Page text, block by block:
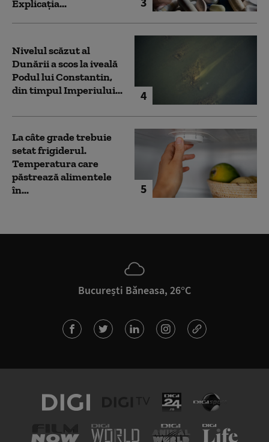
Explicația...
4
Nivelul scăzut al
Dunării a scos la iveală
Podul lui Constantin,
din timpul Imperiului...
5
La câte grade trebuie
setat frigiderul.
Temperatura care
păstrează alimentele
în...
București Băneasa, 26°C